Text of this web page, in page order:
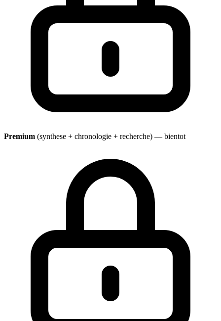
Premium (synthese + chronologie + recherche) — bientot